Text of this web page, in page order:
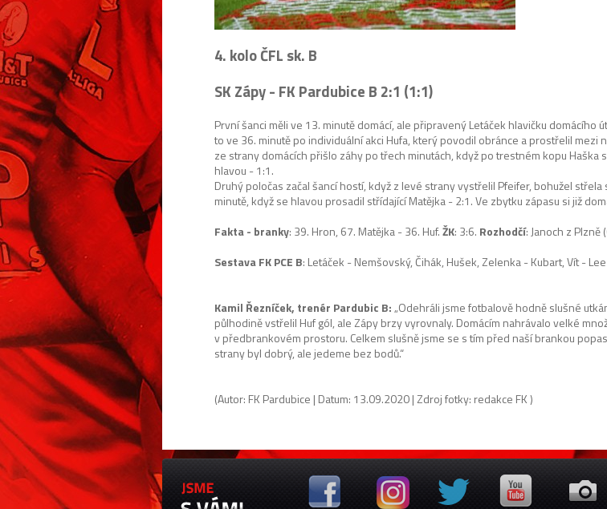
4. kolo ČFL sk. B
SK Zápy - FK Pardubice B 2:1 (1:1)
První šanci měli ve 13. minutě domácí, ale připravený Letáček hlavičku domácího
to ve 36. minutě po individuální akci Hufa, který povodil obránce a prostřelil mezi
ze strany domácích přišlo záhy po třech minutách, když po trestném kopu
hlavou - 1:1.
Druhý poločas začal šancí hostí, když z levé strany vystřelil Pfeifer, bohužel
minutě, když se hlavou prosadil střídající Matějka - 2:1. Ve zbytku zápasu si již
Fakta - branky: 39. Hron, 67. Matějka - 36. Huf.ŽK: 3:6. Rozhodčí: Janoch z Plzně
Sestava FK PCE B: Letáček -Nemšovský, Čihák, Hušek, Zelenka - Kubart, Vít -
Kamil Řezníček, trenér Pardubic B:„Odehráli jsme fotbalově hodně slušné
půlhodině vstřelil Huf gól, ale Zápy brzy vyrovnaly. Domácím nahrávalo velké
v předbrankovém prostoru. Celkem slušně jsme se s tím před naší brankou
strany byl dobrý, ale jedeme bez bodů.“
(Autor: FK Pardubice | Datum: 13.09.2020 | Zdroj fotky: redakce FK )